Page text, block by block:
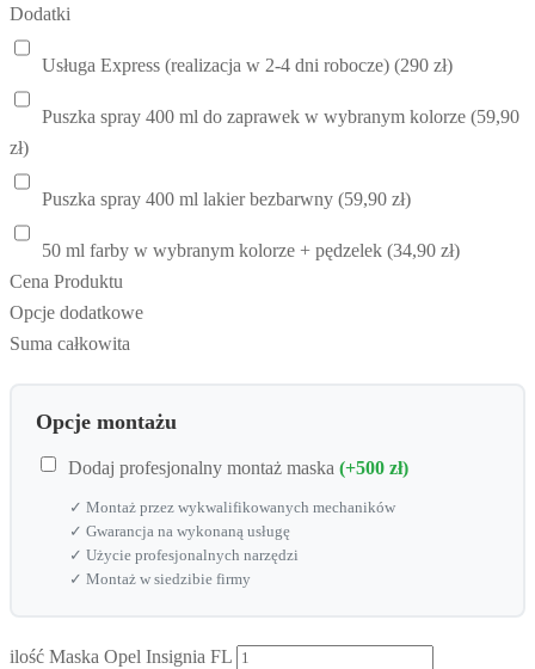
Dodatki
Usługa Express (realizacja w 2-4 dni robocze) (290 zł)
Puszka spray 400 ml do zaprawek w wybranym kolorze (59,90
zł)
Puszka spray 400 ml lakier bezbarwny (59,90 zł)
50 ml farby w wybranym kolorze + pędzelek (34,90 zł)
Cena Produktu
Opcje dodatkowe
Suma całkowita
Opcje montażu
Dodaj profesjonalny montaż maska (+500 zł)
✓ Montaż przez wykwalifikowanych mechaników
✓ Gwarancja na wykonaną usługę
✓ Użycie profesjonalnych narzędzi
✓ Montaż w siedzibie firmy
ilość Maska Opel Insignia FL